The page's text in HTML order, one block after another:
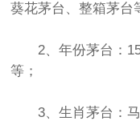
葵花茅台、整箱茅台
2、年份茅台：15
等；
3、生肖茅台：马